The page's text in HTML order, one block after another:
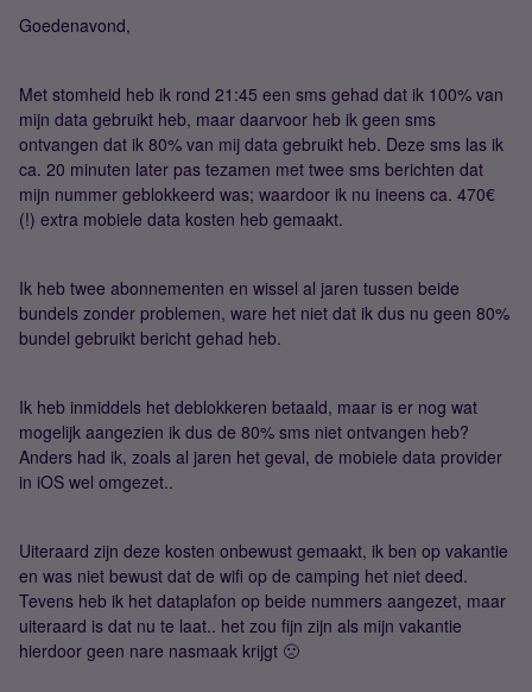
Goedenavond,
Met stomheid heb ik rond 21:45 een sms gehad dat ik 100% van
mijn data gebruikt heb, maar daarvoor heb ik geen sms
ontvangen dat ik 80% van mij data gebruikt heb. Deze sms las ik
ca. 20 minuten later pas tezamen met twee sms berichten dat
mijn nummer geblokkeerd was; waardoor ik nu ineens ca. 470€
(!) extra mobiele data kosten heb gemaakt.
Ik heb twee abonnementen en wissel al jaren tussen beide
bundels zonder problemen, ware het niet dat ik dus nu geen 80%
bundel gebruikt bericht gehad heb.
Ik heb inmiddels het deblokkeren betaald, maar is er nog wat
mogelijk aangezien ik dus de 80% sms niet ontvangen heb?
Anders had ik, zoals al jaren het geval, de mobiele data provider
in iOS wel omgezet..
Uiteraard zijn deze kosten onbewust gemaakt, ik ben op vakantie
en was niet bewust dat de wifi op de camping het niet deed.
Tevens heb ik het dataplafon op beide nummers aangezet, maar
uiteraard is dat nu te laat.. het zou fijn zijn als mijn vakantie
hierdoor geen nare nasmaak krijgt 🙁